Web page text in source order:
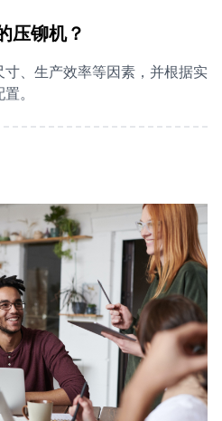
压铆机？
、生产效率等因素，并根据实
。